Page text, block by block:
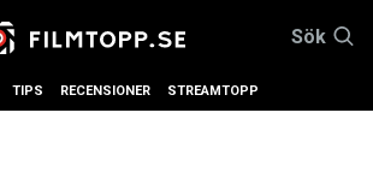
Sök
TIPS RECENSIONER STREAMTOPP